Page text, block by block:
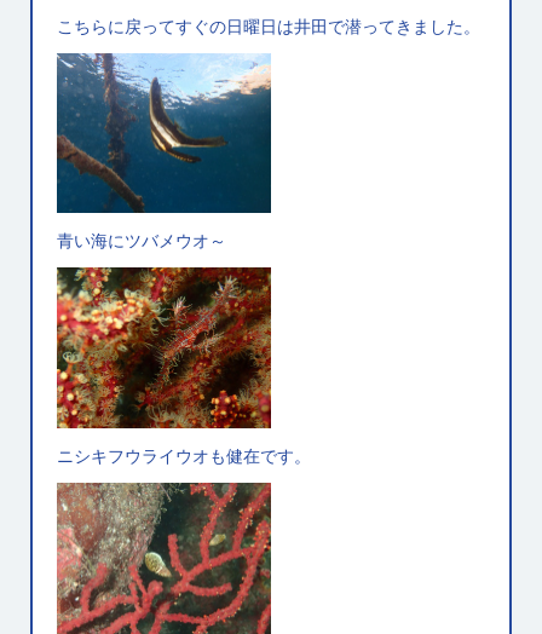
こちらに戻ってすぐの日曜日は井田で潜ってきました。
青い海にツバメウオ～
ニシキフウライウオも健在です。